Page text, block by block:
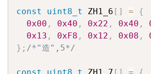
const uint8_t ZH1_6 [ ] =
{
0x00 , 0x40 , 0x22 , 0x40 ,
0x13 , 0xF8 , 0x12 , 0x08 ,
} ; /*"造",5*/